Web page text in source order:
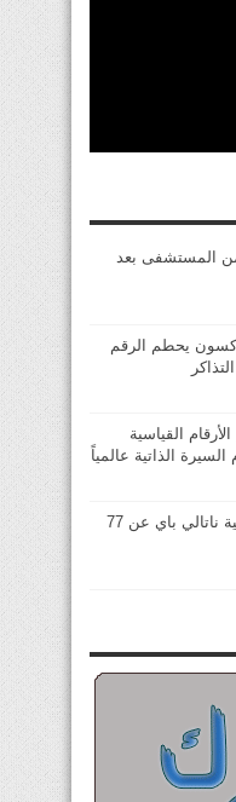
المستشفى بعد
يحطم الرقم
القياسية
الذاتية عالمياً
وفاة الممثلة الفرنسية ناتالي باي عن 77